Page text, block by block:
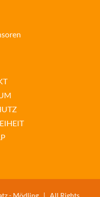
- Mödling | All Rights